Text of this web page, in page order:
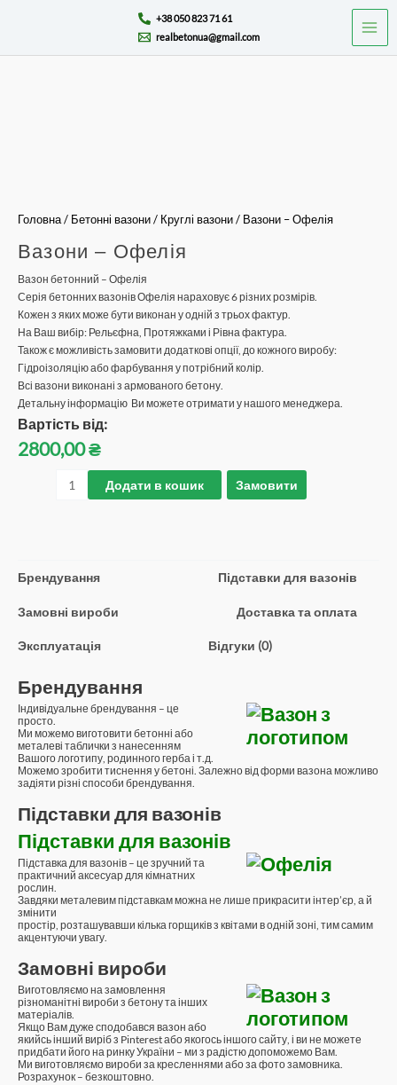
вмісту
+38 050 823 71 61
realbetonua@gmail.com
Головна / Бетонні вазони / Круглі вазони / Вазони – Офелія
Вазони – Офелія
Вазон бетонний – Офелія
Серія бетонних вазонів Офелія нараховує 6 різних розмірів.
Кожен з яких може бути виконан у одній з трьох фактур.
На Ваш вибір: Рельєфна, Протяжками і Рівна фактура.
Також є можливість замовити додаткові опції, до кожного виробу:
Гідроізоляцію або фарбування у потрібний колір.
Всі вазони виконані з армованого бетону.
Детальну інформацію Ви можете отримати у нашого менеджера.
Вартість від:
2800,00₴
Додати в кошик Замовити
Брендування Підставки для вазонів
Замовні вироби Доставка та оплата
Эксплуатація Відгуки (0)
Брендування
Індивідуальне брендування – це
просто.
Ми можемо виготовити бетонні або
металеві таблички з нанесенням
Вашого логотипу, родинного герба і т.д.
Можемо зробити тиснення у бетоні. Залежно від форми вазона можливо
задіяти різні способи брендування.
Підставки для вазонів
Підставки для вазонів
Підставка для вазонів – це зручний та
практичний аксесуар для кімнатних
рослин.
Завдяки металевим підставкам можна не лише прикрасити інтер’єр, а й
змінити
простір, розташувавши кілька горщиків з квітами в одній зоні, тим самим
акцентуючи увагу.
Замовні вироби
Виготовляємо на замовлення
різноманітні вироби з бетону та інших
матеріалів.
Якщо Вам дуже сподобався вазон або
якийсь інший виріб з Pinterest або якогось іншого сайту, і ви не можете
придбати його на ринку України – ми з радістю допоможемо Вам.
Ми виготовляємо вироби за кресленнями або за фото замовника.
Розрахунок – безкоштовно.